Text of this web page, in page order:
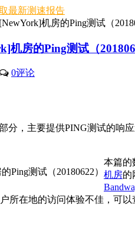
最新测速报告
机房的Ping测试（
机房的Ping测试（
0评论
分，主要提供PING测试的响
本篇的
机房的
所在地的访问体验不佳，可以